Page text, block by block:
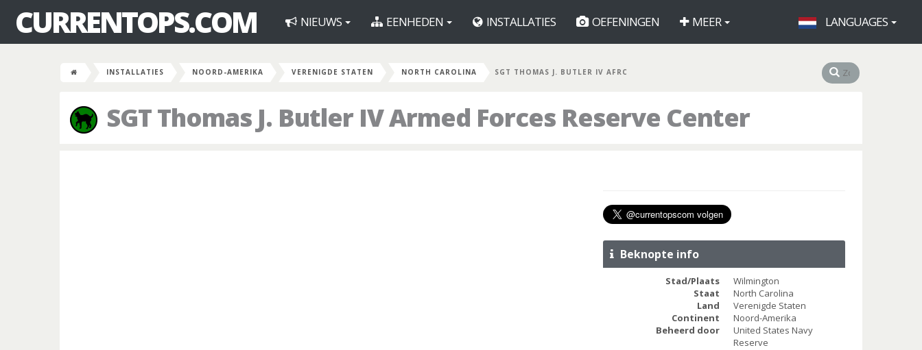
CURRENTOPS.COM NIEUWS EENHEDEN INSTALLATIES OEFENINGEN MEER LANGUAGES
INSTALLATIES NOORD-AMERIKA VERENIGDE STATEN NORTH CAROLINA SGT THOMAS J. BUTLER IV AFRC
SGT Thomas J. Butler IV Armed Forces Reserve Center
Beknopte info
Stad/Plaats
Wilmington
Staat
North Carolina
Land
Verenigde Staten
Continent
Noord-Amerika
Beheerd door
United States Navy
Reserve